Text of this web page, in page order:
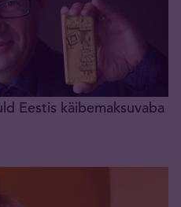
Eestis käibemaksuvaba